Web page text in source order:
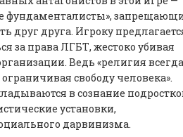
фундаменталисты»,
друг друга. Игроку
за права ЛГБТ, жестоко убивая
Ведь «религия всегда
свободу человека».
в сознание
установки,
дарвинизма.